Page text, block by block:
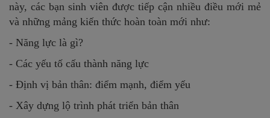
này, các bạn sinh viên được tiếp cận nhiều điều mới mẻ
và những mảng kiến thức hoàn toàn mới như:
- Năng lực là gì?
- Các yếu tố cấu thành năng lực
- Định vị bản thân: điểm mạnh, điểm yếu
- Xây dựng lộ trình phát triển bản thân